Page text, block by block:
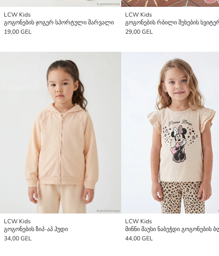
LCW Kids
გოგონების ჯოგერ სპორტული შარვალი
19,00 GEL
LCW Kids
29,00 GEL
LCW Kids
გოგონების ზიპ-აპ ჰუდი
34,00 GEL
LCW Kids
44,00 GEL